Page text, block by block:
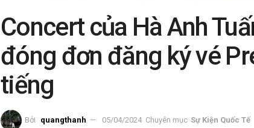
Concert của Hà Anh
đóng đơn đăng ký vé
tiếng
Bởi quangthanh 05/04/2024 Chuyên mục Sự Kiện Quốc Tế